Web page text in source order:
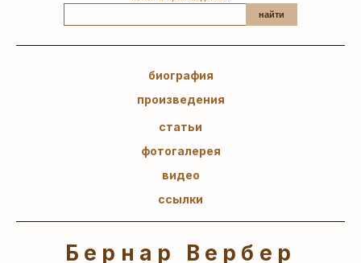
найти
биография
произведения
статьи
фотогалерея
видео
ссылки
Бернар Вербер